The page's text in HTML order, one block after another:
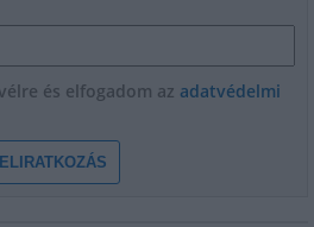
és elfogadom az adatvédelmi